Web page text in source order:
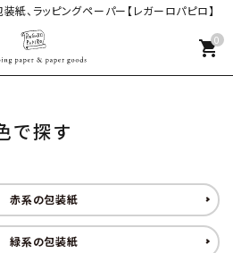
紙、ラッピングペーパー【レガーロパピロ】
0
shopping_cart
で探す
赤系の包装紙
緑系の包装紙